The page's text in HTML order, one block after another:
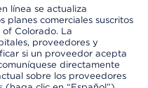
línea se actualiza
planes comerciales suscritos
Colorado. La
proveedores y
si un proveedor acepta
directamente
sobre los proveedores